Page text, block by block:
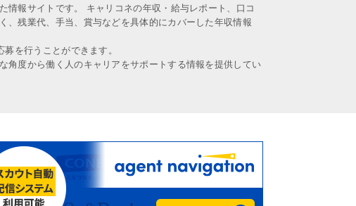
報サイトです。 キャリコネの年収・給与レポート、口コ
、残業代、手当、賞与などを具体的にカバーした年収情報
を行うことができます。
角度から働く人のキャリアをサポートする情報を提供してい